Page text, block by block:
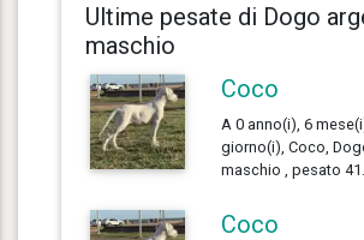
Ultime pesate di Dogo
maschio
Coco
A 0 anno(i), 6
giorno(i), Coco,
maschio , pesato
Coco